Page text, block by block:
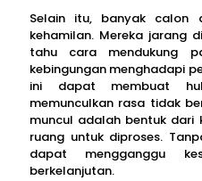
Selain itu, banyak calon
kehamilan. Mereka jarang
tahu cara mendukung
kebingungan menghadapi
ini dapat membuat
memunculkan rasa tidak
muncul adalah bentuk dari
ruang untuk diproses.
dapat mengganggu
berkelanjutan.